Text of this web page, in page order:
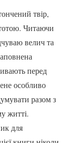
твір,
Читаючи
велич та
перед
особливо
разом з
житті.
для